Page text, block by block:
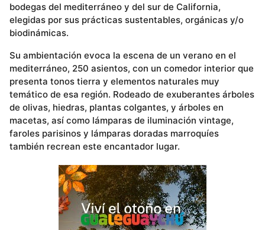
bodegas del mediterráneo y del sur de California,
elegidas por sus prácticas sustentables, orgánicas y/o
biodinámicas.
Su ambientación evoca la escena de un verano en el
mediterráneo, 250 asientos, con un comedor interior que
presenta tonos tierra y elementos naturales muy
temático de esa región. Rodeado de exuberantes árboles
de olivas, hiedras, plantas colgantes, y árboles en
macetas, así como lámparas de iluminación vintage,
faroles parisinos y lámparas doradas marroquíes
también recrean este encantador lugar.